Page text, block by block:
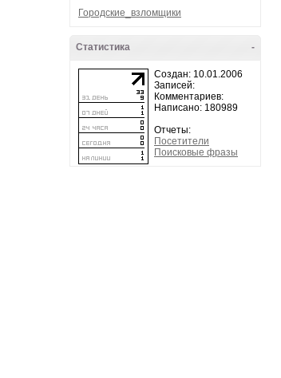
Городские_взломщики
-
Статистика
Создан: 10.01.2006
Записей:
Комментариев:
Написано: 180989
Отчеты:
Посетители
Поисковые фразы